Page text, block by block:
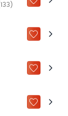
ZU „MEINE
ZU „MEINE
ZU „MEINE
ZU „MEINE